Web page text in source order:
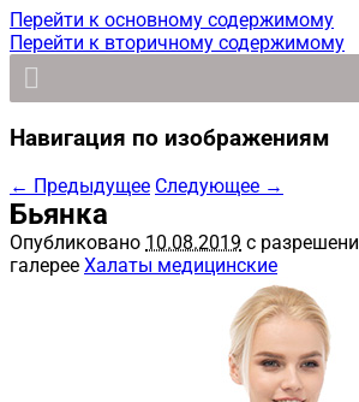
Перейти к основному содержимому
Перейти к вторичному содержимому
Навигация по изображениям
← Предыдущее Следующее →
Бьянка
Опубликовано 10.08.2019 с
галерее Халаты медицинские